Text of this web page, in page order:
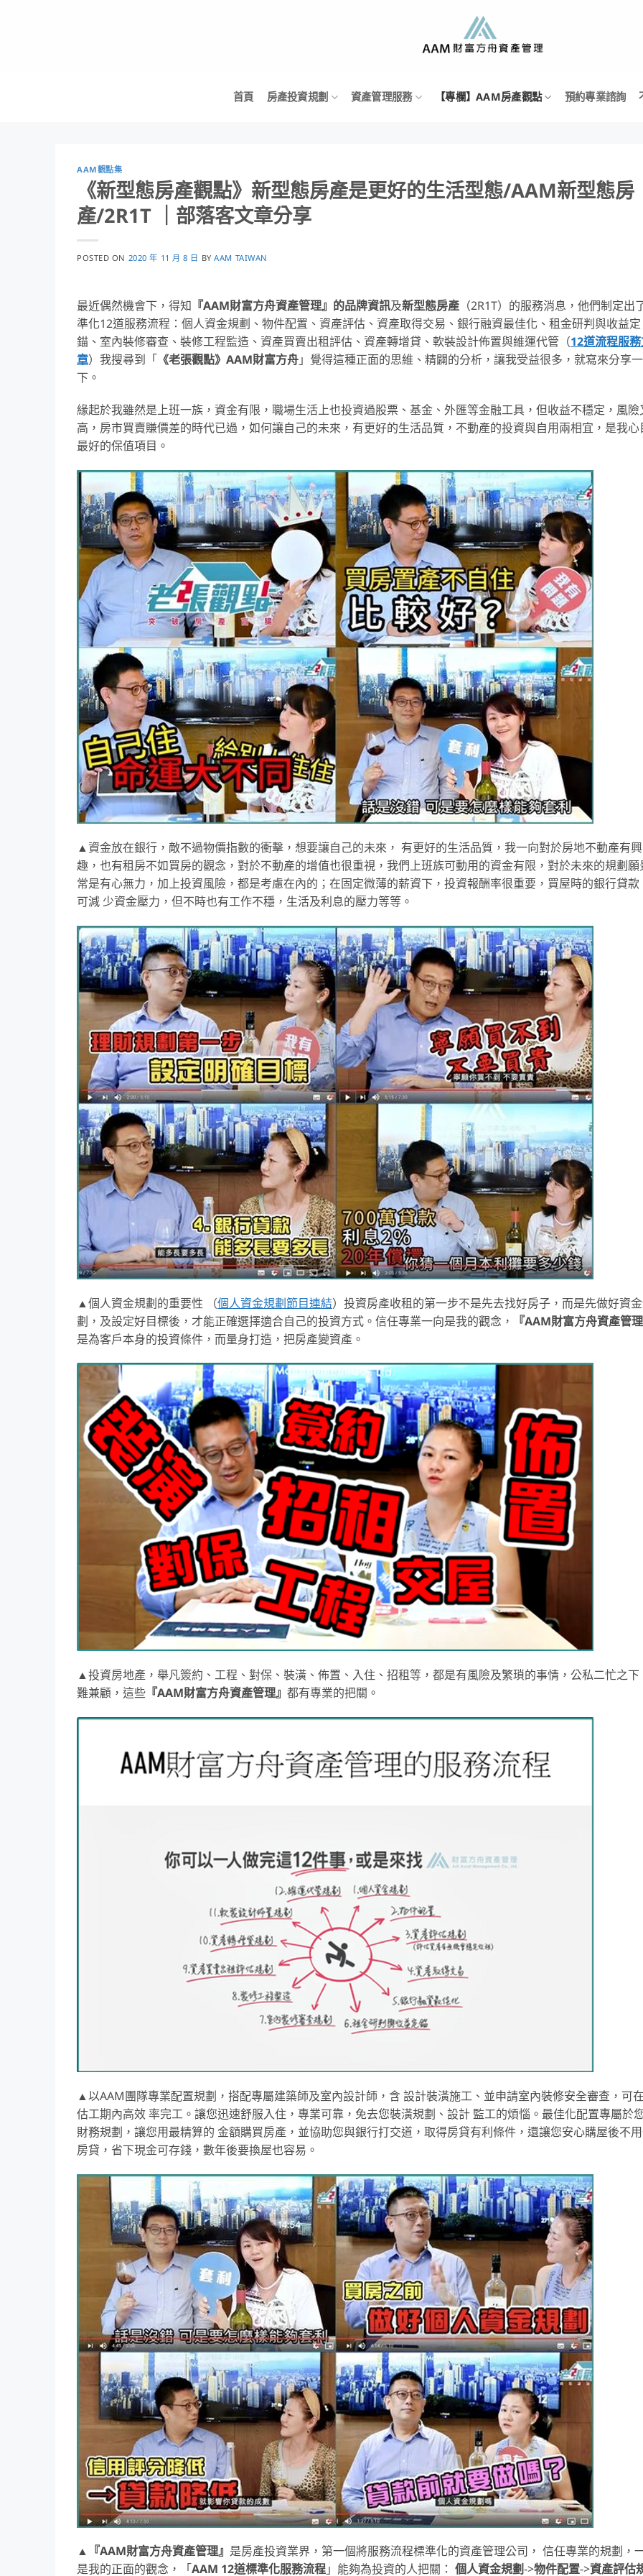
首頁 房產投資規劃 資產管理服務 【專欄】AAM房產觀點 預約專業諮詢
AAM觀點集
《新型態房產觀點》新型態房產是更好的生活型態/AAM新型態房
產/2R1T ｜部落客文章分享
POSTED ON 2020 年 11 月 8 日 BYAAM TAIWAN
最近偶然機會下，得知 『AAM財富方舟資產管理』的品牌資訊及新型態房產 （2R1T）的服務消息，他們制定出
準化12道服務流程：個人資金規劃、物件配置、資產評估、資產取得交易、銀行融資最佳化、租金研判與收益定
錨、室內裝修審查、裝修工程監造、資產買賣出租評估、資產轉增貸、軟裝設計佈置與維運代管（12道流程服
章）我搜尋到「 《老張觀點》AAM財富方舟」覺得這種正面的思維、精闢的分析，讓我受益很多，就寫來分享一
下。
緣起於我雖然是上班一族，資金有限，職場生活上也投資過股票、基金、外匯等金融工具，但收益不穩定，風險
高，房市買賣賺價差的時代已過，如何讓自己的未來，有更好的生活品質，不動產的投資與自用兩相宜，是我心
最好的保值項目。
▲資金放在銀行，敵不過物價指數的衝擊，想要讓自己的未來， 有更好的生活品質，我一向對於房地不動產有興
趣，也有租房不如買房的觀念，對於不動產的增值也很重視，我們上班族可動用的資金有限，對於未來的規劃願
常是有心無力，加上投資風險，都是考慮在內的；在固定微薄的薪資下，投資報酬率很重要，買屋時的銀行貸款
可減 少資金壓力，但不時也有工作不穩，生活及利息的壓力等等。
▲個人資金規劃的重要性 （個人資金規劃節目連結）投資房產收租的第一步不是先去找好房子，而是先做好資
劃，及設定好目標後，才能正確選擇適合自己的投資方式。信任專業一向是我的觀念，
『AAM財富方舟資產管
是為客戶本身的投資條件，而量身打造，把房產變資產。
▲投資房地產，舉凡簽約、工程、對保、裝潢、佈置、入住、招租等，都是有風險及繁瑣的事情，公私二忙之下
難兼顧，這些 『AAM財富方舟資產管理』 都有專業的把關。
▲以AAM團隊專業配置規劃，搭配專屬建築師及室內設計師，含 設計裝潢施工、並申請室內裝修安全審查，可
估工期內高效 率完工。讓您迅速舒服入住，專業可靠，免去您裝潢規劃、設計 監工的煩惱。最佳化配置專屬於
財務規劃，讓您用最精算的 金額購買房產，並協助您與銀行打交道，取得房貸有利條件，還讓您安心購屋後不
房貸，省下現金可存錢，數年後要換屋也容易。
▲ 『AAM財富方舟資產管理』 是房產投資業界，第一個將服務流程標準化的資產管理公司， 信任專業的規劃，
是我的正面的觀念，「AAM 12道標準化服務流程」能夠為投資的人把關： 個人資金規劃->物件配置->資產評估